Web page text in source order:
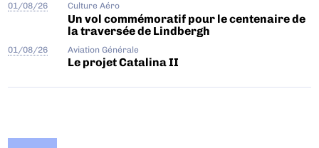
01/08/26 Culture Aéro
Un vol commémoratif pour le centenaire de
la traversée de Lindbergh
01/08/26 Aviation Générale
Le projet Catalina II